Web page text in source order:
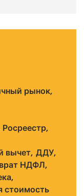
рынок
Росреестр
вычет ДДУ
НДФЛ
стоимость